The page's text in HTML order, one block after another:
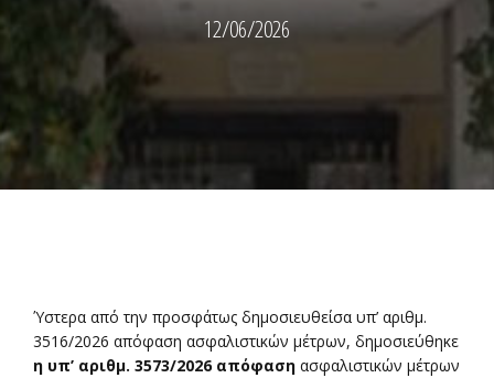
12/06/2026
Ύστερα από την προσφάτως δημοσιευθείσα υπ’ αριθμ.
3516/2026 απόφαση ασφαλιστικών μέτρων, δημοσιεύθηκε
η υπ’ αριθμ. 3573/2026 απόφαση ασφαλιστικών μέτρων